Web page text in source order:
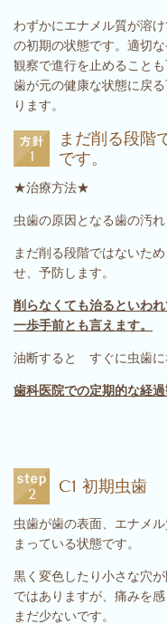
わずかにエナメル質が溶
の初期の状態です。適切
観察で進行を止めることも
歯が元の健康な状態に戻
ります。
まだ削る段階
です。
★治療方法★
虫歯の原因となる歯の汚
まだ削る段階ではないた
せ、予防します。
削らなくても治るといわ
一歩手前とも言えます。
油断すると すぐに虫歯に
歯科医院での定期的な経過
C1 初期虫歯
虫歯が歯の表面、エナメ
まっている状態です。
黒く変色したり小さな穴
ではありますが、痛みを
まだ少ないです。